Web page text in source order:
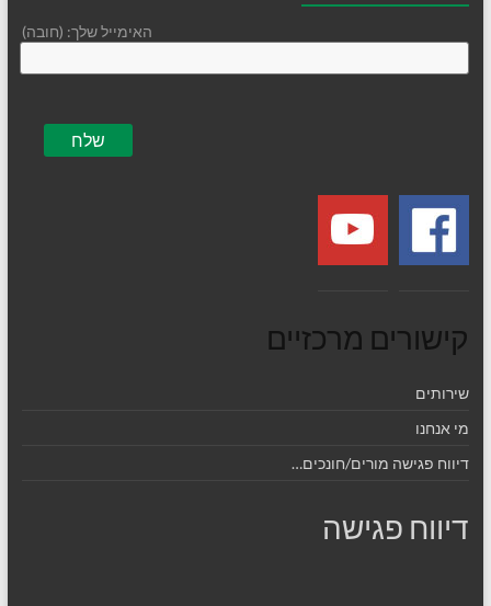
האימייל שלך: (חובה)
קישורים מרכזיים
שירותים
מי אנחנו
דיווח פגישה מורים/חונכים…
דיווח פגישה